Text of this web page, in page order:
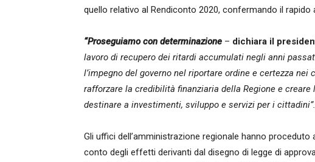
quello relativo al Rendiconto 2020, confermando il
“Proseguiamo con determinazione – dichiara il
lavoro di recupero dei ritardi accumulati negli anni
l’impegno del governo nel riportare ordine e certezza
rafforzare la credibilità finanziaria della Regione e
destinare a investimenti, sviluppo e servizi per i cittadini”.
Gli uffici dell’amministrazione regionale hanno
conto degli effetti derivanti dal disegno di legge di